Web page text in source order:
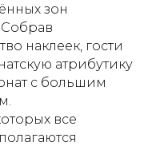
зон
Собрав
наклеек, гости
атрибутику
с большим
все